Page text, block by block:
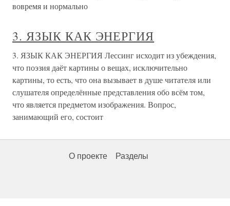
вовремя и нормально
3. ЯЗЫК КАК ЭНЕРГИЯ
3. ЯЗЫК КАК ЭНЕРГИЯ Лессинг исходит из убеждения,
что поэзия даёт картины о вещах, исключительно
картины, то есть, что она вызывает в душе читателя или
слушателя определённые представления обо всём том,
что является предметом изображения. Вопрос,
занимающий его, состоит
О проекте Разделы